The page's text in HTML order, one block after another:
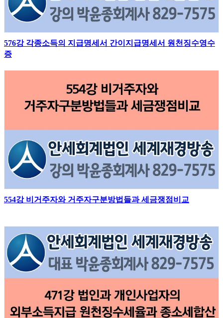
576강 각종소득의 지급명세서 간이지급명세서 원천징수영수
증
554강 비거주자와 거주자구분방법들과 세금쟁점비교